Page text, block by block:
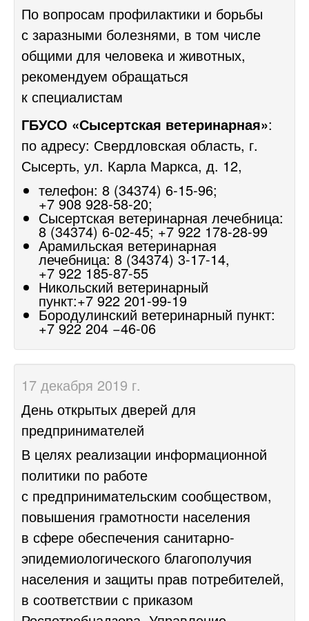
По вопросам профилактики и борьбы
с заразными болезнями, в том числе
общими для человека и животных,
рекомендуем обращаться
к специалистам
ГБУСО «Сысертская ветеринарная»:
по адресу: Свердловская область, г.
Сысерть, ул. Карла Маркса, д. 12,
телефон: 8 (34374) 6-15-96;
+7 908 928-58-20;
Сысертская ветеринарная лечебница:
8 (34374) 6-02-45; +7 922 178-28-99
Арамильская ветеринарная
лечебница: 8 (34374) 3-17-14,
+7 922 185-87-55
Никольский ветеринарный
пункт:+7 922 201-99-19
Бородулинский ветеринарный пункт:
+7 922 204 −46-06
17 декабря 2019 г.
День открытых дверей для
предпринимателей
В целях реализации информационной
политики по работе
с предпринимательским сообществом,
повышения грамотности населения
в сфере обеспечения санитарно-
эпидемиологического благополучия
населения и защиты прав потребителей,
в соответствии с приказом